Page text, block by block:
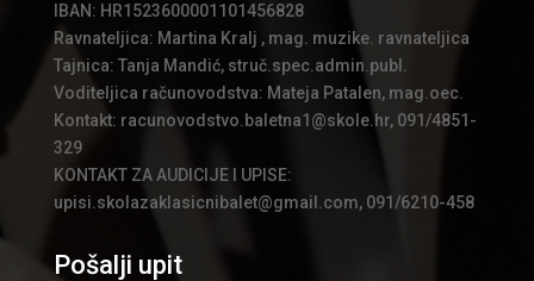
IBAN: HR1523600001101456828
Ravnateljica: Martina Kralj , mag. muzike. ravnateljica
Tajnica: Tanja Mandić, struč.spec.admin.publ.
Voditeljica računovodstva: Mateja Patalen, mag.oec.
Kontakt: racunovodstvo.baletna1@skole.hr, 091/4851-
329
KONTAKT ZA AUDICIJE I UPISE:
upisi.skolazaklasicnibalet@gmail.com, 091/6210-458
Pošalji upit